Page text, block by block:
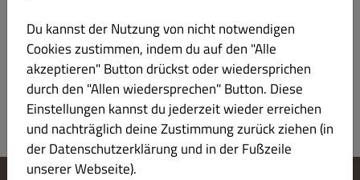
Du kannst der Nutzung von nicht notwendigen
Cookies zustimmen, indem du auf den "Alle
akzeptieren" Button drückst oder wiedersprichen
durch den "Allen wiedersprechen" Button. Diese
Einstellungen kannst du jederzeit wieder erreichen
und nachträglich deine Zustimmung zurück ziehen (in
der Datenschutzerklärung und in der Fußzeile
unserer Webseite).